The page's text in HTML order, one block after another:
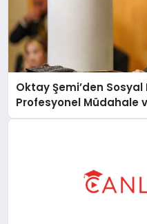
Oktay Şemi’den
Profesyonel Müdahale